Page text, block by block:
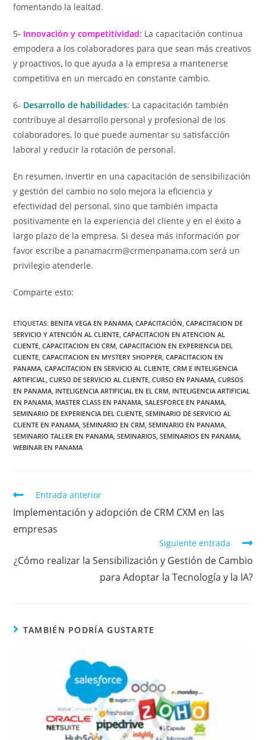
fomentando la lealtad.
5- Innovación y competitividad: La capacitación continua
empodera a los colaboradores para que sean más creativos
y proactivos, lo que ayuda a la empresa a mantenerse
competitiva en un mercado en constante cambio.
6- Desarrollo de habilidades: La capacitación también
contribuye al desarrollo personal y profesional de los
colaboradores, lo que puede aumentar su satisfacción
laboral y reducir la rotación de personal.
En resumen, invertir en una capacitación de sensibilización
y gestión del cambio no solo mejora la eficiencia y
efectividad del personal, sino que también impacta
positivamente en la experiencia del cliente y en el éxito a
largo plazo de la empresa. Si desea más información por
favor escribe a panamacrm@crmenpanama.com será un
privilegio atenderle.
Comparte esto:
ETIQUETAS: BENITA VEGA EN PANAMA, CAPACITACIÓN, CAPACITACION DE
SERVICIO Y ATENCIÓN AL CLIENTE, CAPACITACION EN ATENCION AL
CLIENTE, CAPACITACION EN CRM, CAPACITACION EN EXPERIENCIA DEL
CLIENTE, CAPACITACION EN MYSTERY SHOPPER, CAPACITACION EN
PANAMA, CAPACITACION EN SERVICIO AL CLIENTE, CRM E INTELIGENCIA
ARTIFICIAL, CURSO DE SERVICIO AL CLIENTE, CURSO EN PANAMA, CURSOS
EN PANAMA, INTELIGENCIA ARTIFICIAL EN EL CRM, INTELIGENCIA ARTIFICIAL
EN PANAMA, MASTER CLASS EN PANAMA, SALESFORCE EN PANAMA,
SEMINARIO DE EXPERIENCIA DEL CLIENTE, SEMINARIO DE SERVICIO AL
CLIENTE EN PANAMA, SEMINARIO EN CRM, SEMINARIO EN PANAMA,
SEMINARIO TALLER EN PANAMA, SEMINARIOS, SEMINARIOS EN PANAMA,
WEBINAR EN PANAMA
Entrada anterior
Implementación y adopción de CRM CXM en las
empresas
Siguiente entrada
¿Cómo realizar la Sensibilización y Gestión de Cambio
para Adoptar la Tecnología y la IA?
TAMBIÉN PODRÍA GUSTARTE